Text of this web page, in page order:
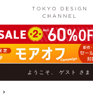
ようこそ、 ゲスト さま